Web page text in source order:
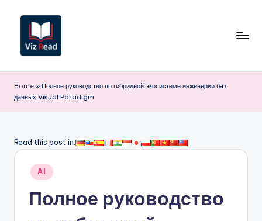
Перейти
содержимому
iz
R
a
Home » Полное руководство по гибридной экосистеме инженерии баз
данных Visual Paradigm
Read this post in:
Опубликовано
AI
Полное руководство